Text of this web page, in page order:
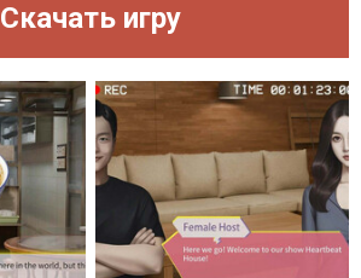
Скачать игру